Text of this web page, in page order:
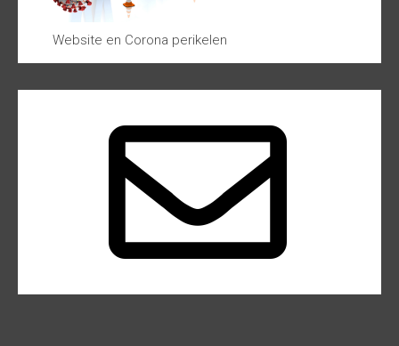
Website en Corona perikelen